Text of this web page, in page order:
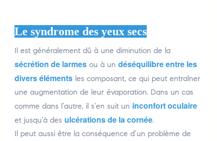
Le syndrome des yeux secs
Il est généralement dû à une diminution de la
sécrétion de larmes ou à un déséquilibre entre les
divers éléments les composant, ce qui peut entraîner
une augmentation de leur évaporation. Dans un cas
comme dans l’autre, il s’en suit un inconfort oculaire
et jusqu’à des ulcérations de la cornée.
Il peut aussi être la conséquence d’un problème de